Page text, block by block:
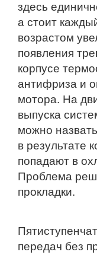
здесь
а стоит
возрастом
появления
корпусе
антифриза и
мотора. На
выпуска
можно
в результате
попадают в
Проблема
прокладки.
передач без